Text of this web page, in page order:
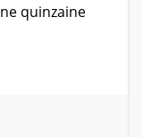
quinzaine